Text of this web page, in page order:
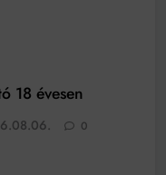
18 évesen
0